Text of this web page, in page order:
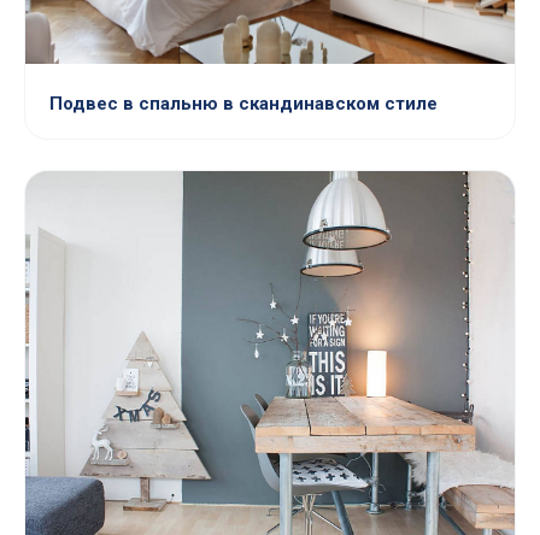
Подвес в спальню в скандинавском стиле